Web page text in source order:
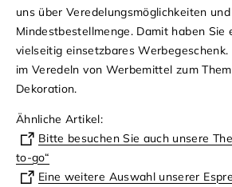
uns über Veredelungsmöglichkeiten und
Mindestbestellmenge. Damit haben Sie
vielseitig einsetzbares Werbegeschenk.
im Veredeln von Werbemittel zum
Dekoration.
Ähnliche Artikel:
Bitte besuchen Sie auch unsere
to-go“
Eine weitere Auswahl unserer